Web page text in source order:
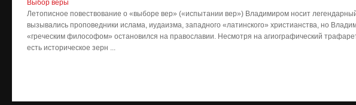
Выбор веры
Летописное повествование о «выборе вер» («испытании вер») Владимиром носит
вызывались проповедники ислама, иудаизма, западного «латинского» христианства, но
«греческим философом» остановился на православии. Несмотря на агиографический
есть историческое зерн ...